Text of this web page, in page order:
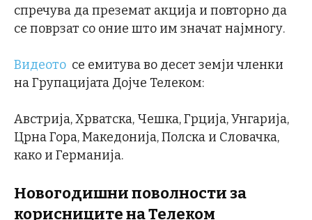
спречува да преземат акција и повторно да
се поврзат со оние што им значат најмногу.
Видеото се емитува во десет земји членки
на Групацијата Дојче Телеком:
Австрија, Хрватска, Чешка, Грција, Унгарија,
Црна Гора, Македонија, Полска и Словачка,
како и Германија.
Новогодишни поволности за
корисниците на Телеком